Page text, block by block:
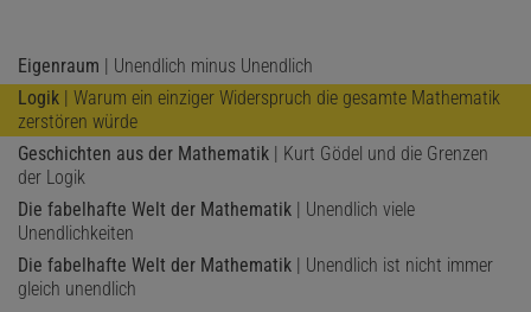
Diese Satz an Regeln legt die Grundlagen für das Rechnen
mit natürlichen Zahlen. Wir lernen sie indirekt in der Schule
kennen.
0 ist eine natürliche Zahl.
Auf jede natürliche Zahl
0 ist kein Nachfolger einer natürlichen Zahl.
Natürliche Zahlen mit gleichem Nachfolger sind gleich.
Eigenraum | Unendlich minus Unendlich
Logik | Warum ein einziger Widerspruch die gesamte Mathematik
zerstören würde
Geschichten aus der Mathematik | Kurt Gödel und die Grenzen
der Logik
Die fabelhafte Welt der Mathematik | Unendlich viele
Unendlichkeiten
Die fabelhafte Welt der Mathematik | Unendlich ist nicht immer
gleich unendlich